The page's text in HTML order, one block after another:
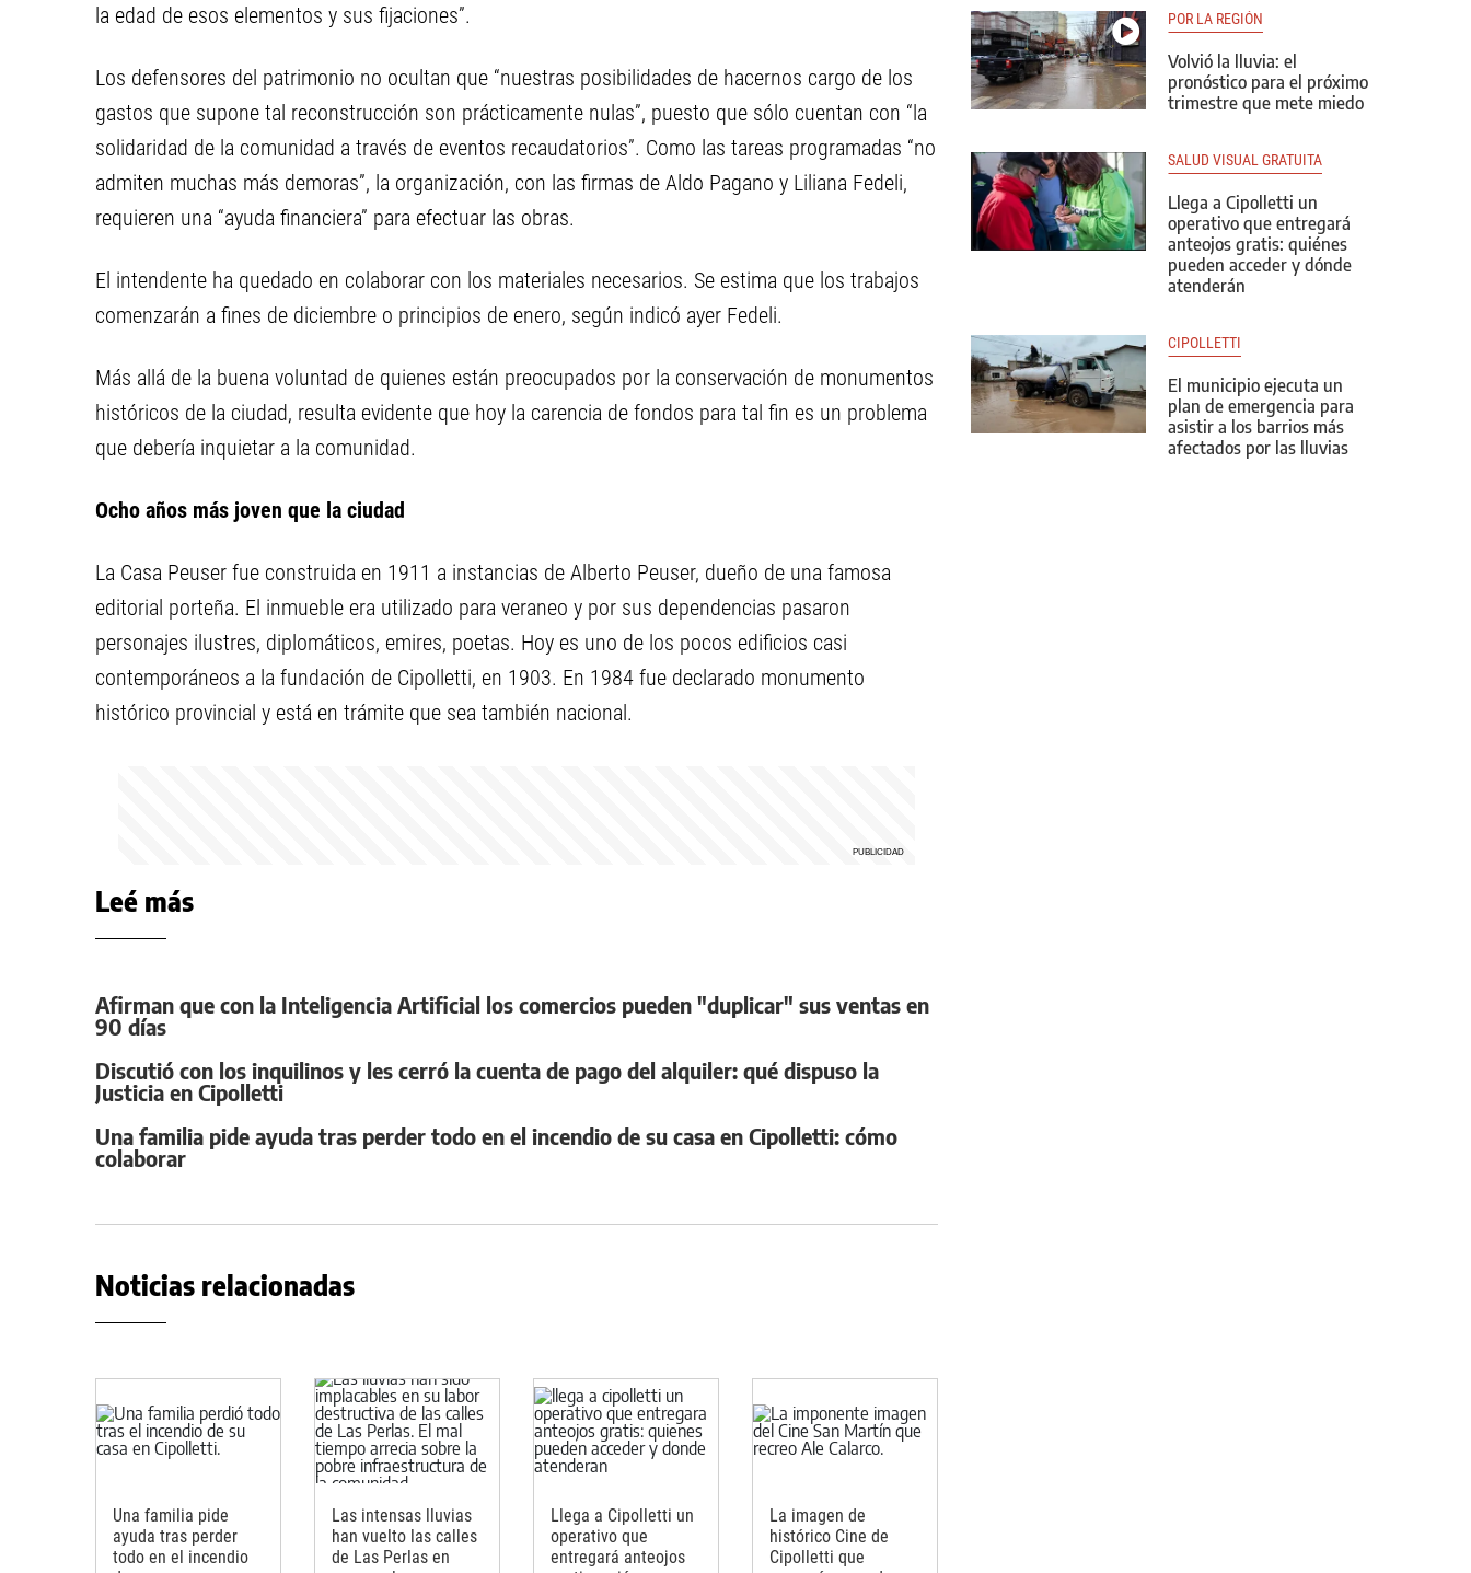
la edad de esos elementos y sus fijaciones”.
Los defensores del patrimonio no ocultan que “nuestras posibilidades de hacernos cargo de los
gastos que supone tal reconstrucción son prácticamente nulas”, puesto que sólo cuentan con “la
solidaridad de la comunidad a través de eventos recaudatorios”. Como las tareas programadas “no
admiten muchas más demoras”, la organización, con las firmas de Aldo Pagano y Liliana Fedeli,
requieren una “ayuda financiera” para efectuar las obras.
El intendente ha quedado en colaborar con los materiales necesarios. Se estima que los trabajos
comenzarán a fines de diciembre o principios de enero, según indicó ayer Fedeli.
Más allá de la buena voluntad de quienes están preocupados por la conservación de monumentos
históricos de la ciudad, resulta evidente que hoy la carencia de fondos para tal fin es un problema
que debería inquietar a la comunidad.
Ocho años más joven que la ciudad
La Casa Peuser fue construida en 1911 a instancias de Alberto Peuser, dueño de una famosa
editorial porteña. El inmueble era utilizado para veraneo y por sus dependencias pasaron
personajes ilustres, diplomáticos, emires, poetas. Hoy es uno de los pocos edificios casi
contemporáneos a la fundación de Cipolletti, en 1903. En 1984 fue declarado monumento
histórico provincial y está en trámite que sea también nacional.
Leé más
Afirman que con la Inteligencia Artificial los comercios pueden "duplicar" sus ventas en
90 días
Discutió con los inquilinos y les cerró la cuenta de pago del alquiler: qué dispuso la
Justicia en Cipolletti
Una familia pide ayuda tras perder todo en el incendio de su casa en Cipolletti: cómo
colaborar
Noticias relacionadas
Una familia pide
ayuda tras perder
todo en el incendio
Las intensas lluvias
han vuelto las calles
de Las Perlas en
Llega a Cipolletti un
operativo que
entregará anteojos
La imagen de
histórico Cine de
Cipolletti que
POR LA REGIÓN
Volvió la lluvia: el
pronóstico para el próximo
trimestre que mete miedo
SALUD VISUAL GRATUITA
Llega a Cipolletti un
operativo que entregará
anteojos gratis: quiénes
pueden acceder y dónde
atenderán
CIPOLLETTI
El municipio ejecuta un
plan de emergencia para
asistir a los barrios más
afectados por las lluvias